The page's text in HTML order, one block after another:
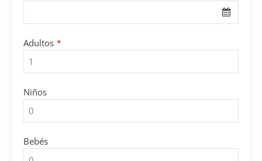
Adultos *
Niños
Bebés